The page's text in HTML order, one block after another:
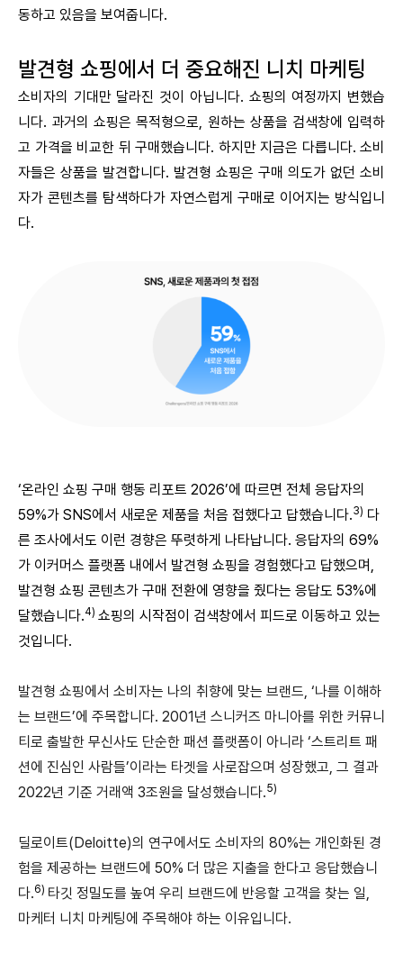
동하고 있음을 보여줍니다.
발견형 쇼핑에서 더 중요해진 니치 마케팅
소비자의 기대만 달라진 것이 아닙니다. 쇼핑의 여정까지 변했습
니다. 과거의 쇼핑은 목적형으로, 원하는 상품을 검색창에 입력하
고 가격을 비교한 뒤 구매했습니다. 하지만 지금은 다릅니다. 소비
자들은 상품을 발견합니다. 발견형 쇼핑은 구매 의도가 없던 소비
자가 콘텐츠를 탐색하다가 자연스럽게 구매로 이어지는 방식입니
다.
‘온라인 쇼핑 구매 행동 리포트 2026’에 따르면 전체 응답자의
59%가 SNS에서 새로운 제품을 처음 접했다고 답했습니다.3) 다
른 조사에서도 이런 경향은 뚜렷하게 나타납니다. 응답자의 69%
가 이커머스 플랫폼 내에서 발견형 쇼핑을 경험했다고 답했으며,
발견형 쇼핑 콘텐츠가 구매 전환에 영향을 줬다는 응답도 53%에
달했습니다.4) 쇼핑의 시작점이 검색창에서 피드로 이동하고 있는
것입니다.
발견형 쇼핑에서 소비자는 나의 취향에 맞는 브랜드, ‘나를 이해하
는 브랜드’에 주목합니다. 2001년 스니커즈 마니아를 위한 커뮤니
티로 출발한 무신사도 단순한 패션 플랫폼이 아니라 ‘스트리트 패
션에 진심인 사람들’이라는 타겟을 사로잡으며 성장했고, 그 결과
2022년 기준 거래액 3조원을 달성했습니다.5)
딜로이트(Deloitte)의 연구에서도 소비자의 80%는 개인화된 경
험을 제공하는 브랜드에 50% 더 많은 지출을 한다고 응답했습니
다.6) 타깃 정밀도를 높여 우리 브랜드에 반응할 고객을 찾는 일,
마케터 니치 마케팅에 주목해야 하는 이유입니다.